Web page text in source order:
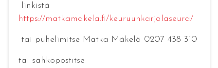
linkistä
https://matkamakela.fi/keuruunkarjalaseura/
tai puhelimitse Matka Mäkelä 0207 438 310
tai sähköpostitse